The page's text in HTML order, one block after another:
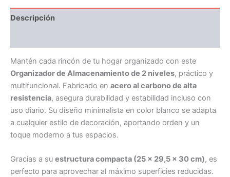
Descripción
Mantén cada rincón de tu hogar organizado con este
Organizador de Almacenamiento de 2 niveles, práctico y
multifuncional. Fabricado en acero al carbono de alta
resistencia, asegura durabilidad y estabilidad incluso con
uso diario. Su diseño minimalista en color blanco se adapta
a cualquier estilo de decoración, aportando orden y un
toque moderno a tus espacios.
Gracias a su estructura compacta (25 × 29,5 × 30 cm), es
perfecto para aprovechar al máximo superficies reducidas.